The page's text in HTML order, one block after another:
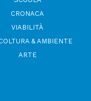
CRONACA
VIABILITÀ
& AMBIENTE
ARTE